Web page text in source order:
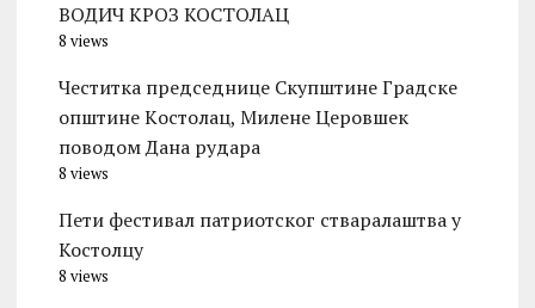
ВОДИЧ КРОЗ КОСТОЛАЦ
8 views
Честитка председнице Скупштине Градске
општине Kостолац, Милене Церовшек
поводом Дана рудара
8 views
Пети фестивал патриотског стваралаштва у
Костолцу
8 views